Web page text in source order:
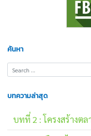
ค้นหา
บทความล่าสุด
บทที่ 2 : โครงสร้างต